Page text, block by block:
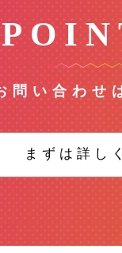
問い合わせ
まずは詳し